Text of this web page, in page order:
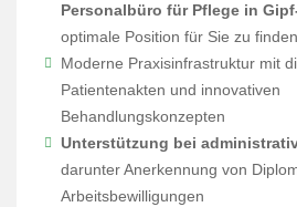
Personalbüro für Pflege in
optimale Position für Sie zu finden
Moderne Praxisinfrastruktur mit
Patientenakten und innovativen
Behandlungskonzepten
Unterstützung bei
darunter Anerkennung von
Arbeitsbewilligungen